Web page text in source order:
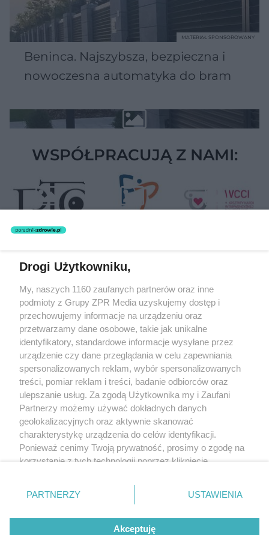
Beninca. Najszybsza, bezpieczna i
nowoczesna automatyka do bram
MATERIAŁ SPONSOROWANY
WSPÓŁPRACUJĄ Z NAMI:
rozpowszechniany lub dalej rozpowszechniany w jakikolwiek sposób
(w tym także elektroniczny lub mechaniczny) na jakimkolwiek polu
eksploatacji w jakiejkolwiek formie, włącznie z umieszczaniem w
Internecie bez pisemnej zgody właściciela praw. Jakiekolwiek użycie
lub wykorzystanie utworów w całości lub w części z naruszeniem
prawa, tzn. bez właściwej zgody, jest zabronione pod groźbą kary i
może być ścigane prawnie.
O nas
Informacje prawne
Nasze serwisy
Drogi Użytkowniku,
My, naszych 1160 zaufanych partnerów oraz inne
podmioty z Grupy ZPR Media uzyskujemy dostęp i
przechowujemy informacje na urządzeniu oraz
przetwarzamy dane osobowe, takie jak unikalne
identyfikatory, standardowe informacje wysyłane przez
urządzenie czy dane przeglądania w celu zapewniania
spersonalizowanych reklam, wybór spersonalizowanych
treści, pomiar reklam i treści, badanie odbiorców oraz
ulepszanie usług. Za zgodą Użytkownika my i Zaufani
Partnerzy możemy używać dokładnych danych
geolokalizacyjnych oraz aktywnie skanować
charakterystykę urządzenia do celów identyfikacji.
Ponieważ cenimy Twoją prywatność, prosimy o zgodę na
korzystanie z tych technologii poprzez kliknięcie
zmienić/wycofać klikając przycisk ustawień prywatności
znajdujący się w lewym dolnym rogu strony
rodzaje przetwarzania danych nie wymagają zgody
użytkownika, ale masz prawo sprzeciwić się takiemu
PARTNERZY USTAWIENIA
Akceptuję